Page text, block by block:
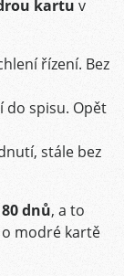
kartu v
řízení. Bez
do spisu. Opět
stále bez
dnů, a to
modré kartě